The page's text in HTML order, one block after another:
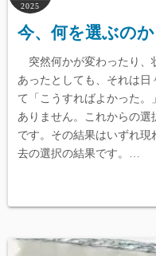
2025
今、何を選ぶのか
突然何かが変わったり、
あったとしても、それは日
て「こうすればよかった
ありません。これからの
です。その結果はいずれ
去の選択の結果です。…